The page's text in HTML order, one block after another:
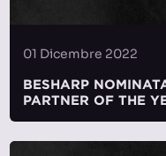
01 Dicembre 2022
BESHARP
PARTNER OF THE